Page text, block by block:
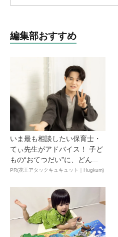
編集部おすすめ
いま最も相談したい保育士・
てぃ先生がアドバイス！ 子ど
もの“おてつだい”に、どん...
PR(花王アタックキュキュット｜Hugkum)